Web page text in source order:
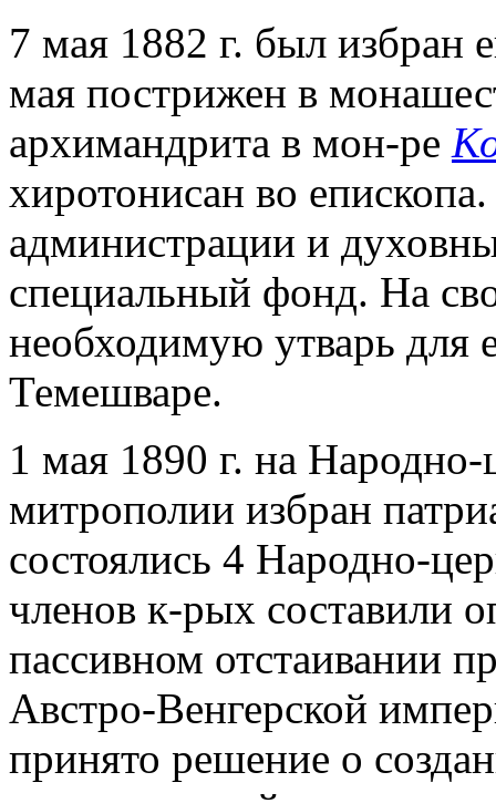
7 мая 1882 г. был избран
мая пострижен в
архимандрита в мон-ре
хиротонисан во
администрации и
специальный фонд. На
необходимую утварь для
Темешваре.
1 мая 1890 г. на
митрополии избран
состоялись 4 Народно-
членов к-рых составили
пассивном отстаивании
Австро-Венгерской
принято решение о